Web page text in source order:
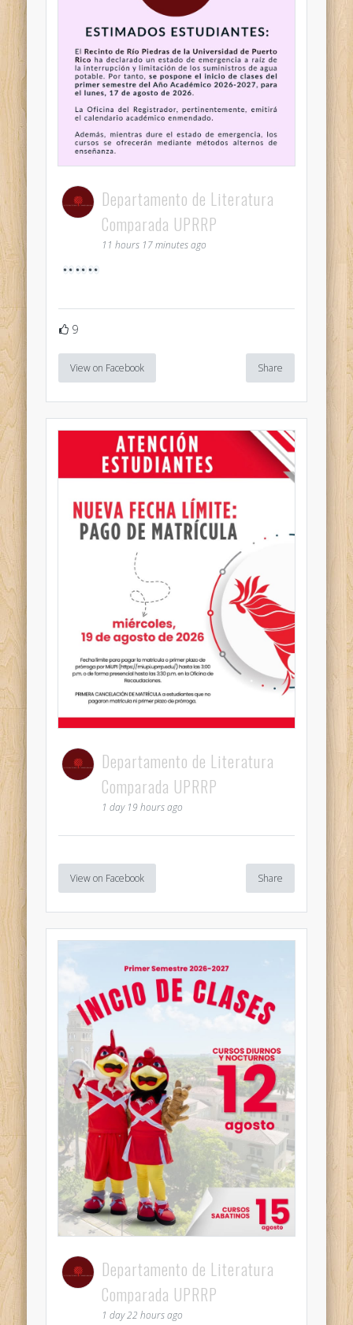
Departamento de Literatura
Comparada UPRRP
11 hours 17 minutes ago
9
View on Facebook Share
Departamento de Literatura
Comparada UPRRP
1 day 19 hours ago
View on Facebook Share
Departamento de Literatura
Comparada UPRRP
1 day 22 hours ago